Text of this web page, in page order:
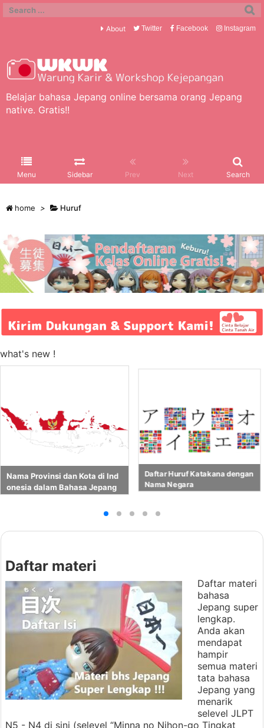
Belajar bahasa Jepang online bersama orang Jepang
native. Gratis!!
Menu Sidebar Prev Next Search
About Twitter Facebook Instagram
home > Huruf
what's new !
Nama Provinsi dan Kota di Ind
onesia dalam Bahasa Jepang
Daftar Huruf Katakana dengan
Nama Negara
Daftar materi
Daftar materi
bahasa
Jepang super
lengkap.
Anda akan
mendapat
hampir
semua materi
tata bahasa
Jepang yang
menarik
selevel JLPT
N5 - N4 di sini (selevel “Minna no Nihon-go Tingkat